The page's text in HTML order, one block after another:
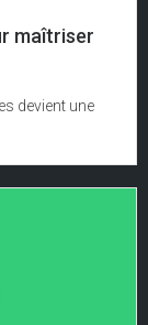
maîtriser
devient une